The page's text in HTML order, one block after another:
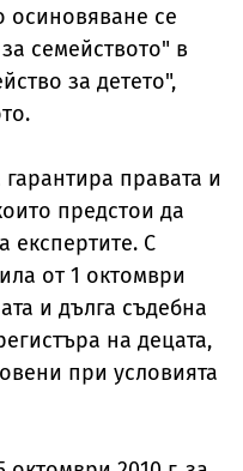
осиновяване се
семейството" в
за детето",
правата и
предстои да
експертите. С
от 1 октомври
и дълга съдебна
на децата,
при условията